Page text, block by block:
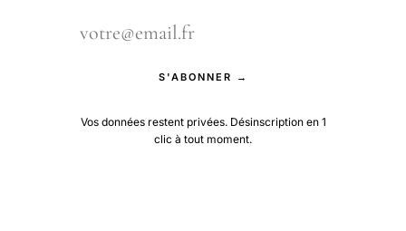
S'ABONNER →
Vos données restent privées. Désinscription en 1
clic à tout moment.